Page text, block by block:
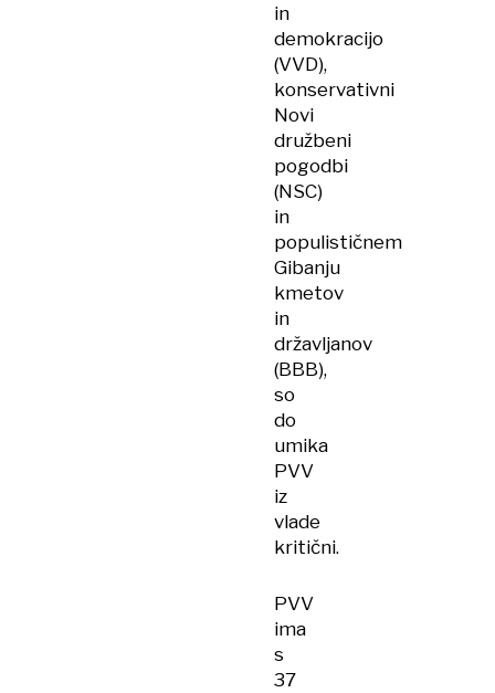
in
demokracijo
(VVD),
konservativni
Novi
družbeni
pogodbi
(NSC)
in
populističnem
Gibanju
kmetov
in
državljanov
(BBB),
so
do
umika
PVV
iz
vlade
kritični.
PVV
ima
s
37